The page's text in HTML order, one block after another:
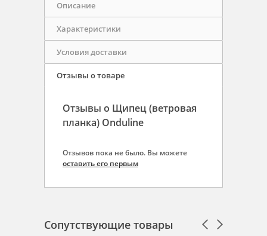
Описание
Характеристики
Условия доставки
Отзывы о товаре
Отзывы о Щипец (ветровая
планка) Onduline
Отзывов пока не было. Вы можете
оставить его первым
Сопутствующие товары